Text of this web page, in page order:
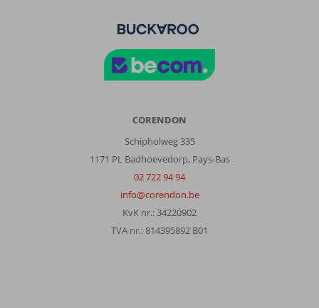
CORENDON
Schipholweg 335
1171 PL Badhoevedorp, Pays-Bas
02 722 94 94
info@corendon.be
KvK nr.: 34220902
TVA nr.: 814395892 B01